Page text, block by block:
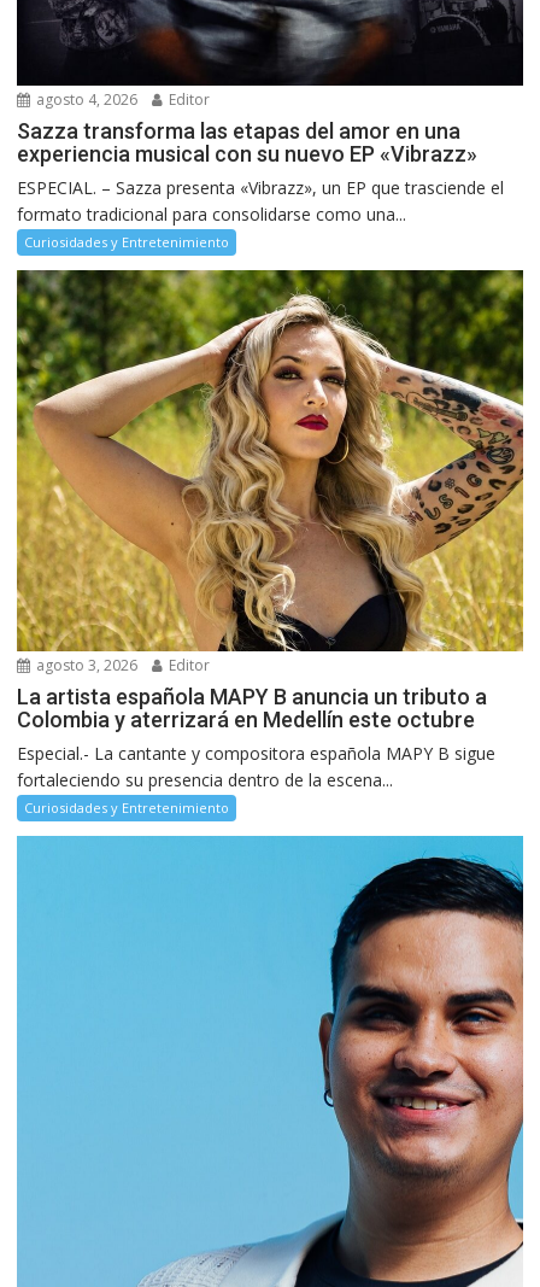
agosto 4, 2026 Editor
Sazza transforma las etapas del amor en una
experiencia musical con su nuevo EP «Vibrazz»
ESPECIAL. – Sazza presenta «Vibrazz», un EP que trasciende el
formato tradicional para consolidarse como una...
Curiosidades y Entretenimiento
agosto 3, 2026 Editor
La artista española MAPY B anuncia un tributo a
Colombia y aterrizará en Medellín este octubre
Especial.- La cantante y compositora española MAPY B sigue
fortaleciendo su presencia dentro de la escena...
Curiosidades y Entretenimiento